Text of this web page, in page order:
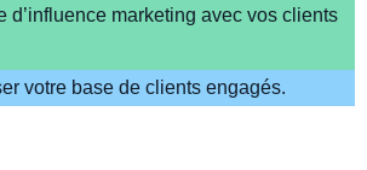
d’influence marketing avec vos clients
votre base de clients engagés.